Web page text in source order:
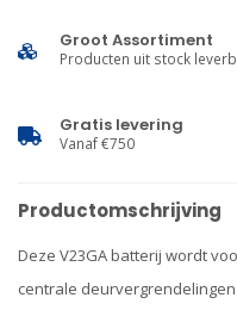
Groot Assortiment
Producten uit stock
Gratis levering
Vanaf €750
Productomschrijving
Deze V23GA batterij wordt
centrale